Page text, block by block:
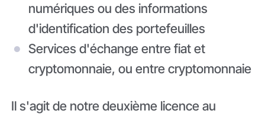
numériques ou des informations
d'identification des portefeuilles
Services d'échange entre fiat et
cryptomonnaie, ou entre cryptomonnaie
Il s'agit de notre deuxième licence au